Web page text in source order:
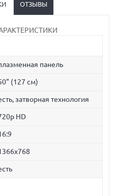
ОТЗЫВЫ
панель
(127 см)
затворная технология
HD